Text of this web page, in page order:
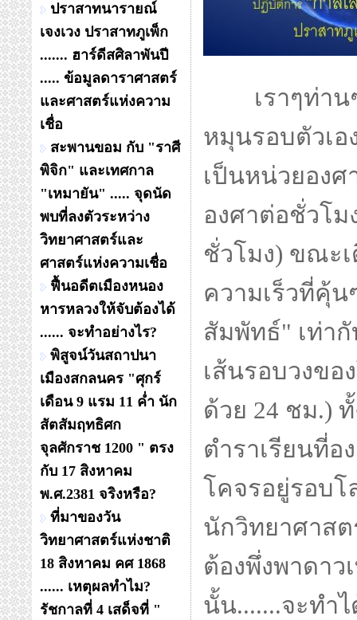
ปราสาทนารายณ์
เจงเวง ปราสาทภูเพ็ก
....... ฮาร์ดีสศิลาพันปี
..... ข้อมูลดาราศาสตร์
และศาสตร์แห่งความ
เชื่อ
สะพานขอม กับ "ราศี
พิจิก" และเทศกาล
"เหมายัน" ..... จุดนัด
พบที่ลงตัวระหว่าง
วิทยาศาสตร์และ
ศาสตร์แห่งความเชื่อ
ฟื้นอดีตเมืองหนอง
หารหลวงให้จับต้องได้
...... จะทำอย่างไร?
พิสูจน์วันสถาปนา
เมืองสกลนคร "ศุกร์
เดือน 9 แรม 11 ค่ำ นัก
สัตสัมฤทธิศก
จุลศักราช 1200 " ตรง
กับ 17 สิงหาคม
พ.ศ.2381 จริงหรือ?
ที่มาของวัน
วิทยาศาสตร์แห่งชาติ
18 สิงหาคม คศ 1868
...... เหตุผลทำไม?
รัชกาลที่ 4 เสด็จที่ "
เราๆท่านๆ
หมุนรอบตัวเอ
เป็นหน่วยองศ
องศาต่อชั่วโม
ชั่วโมง) ขณะ
ความเร็วที่คุ้น
สัมพัทธ์" เท่า
เส้นรอบวงขอ
ด้วย 24 ชม.)
ตำราเรียนที่อ
โคจรอยู่รอบโ
นักวิทยาศาส
ต้องพึ่งพาดา
นั้น.......จะทำ